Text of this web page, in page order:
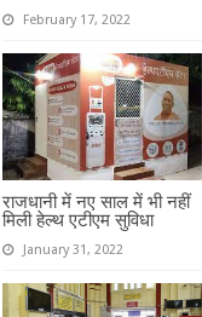
February 17, 2022
राजधानी में नए साल में भी नहीं
मिली हेल्थ एटीएम सुविधा
January 31, 2022